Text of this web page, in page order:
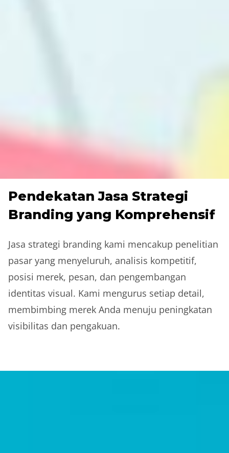
Pendekatan Jasa Strategi
Branding yang Komprehensif
Jasa strategi branding kami mencakup penelitian
pasar yang menyeluruh, analisis kompetitif,
posisi merek, pesan, dan pengembangan
identitas visual. Kami mengurus setiap detail,
membimbing merek Anda menuju peningkatan
visibilitas dan pengakuan.